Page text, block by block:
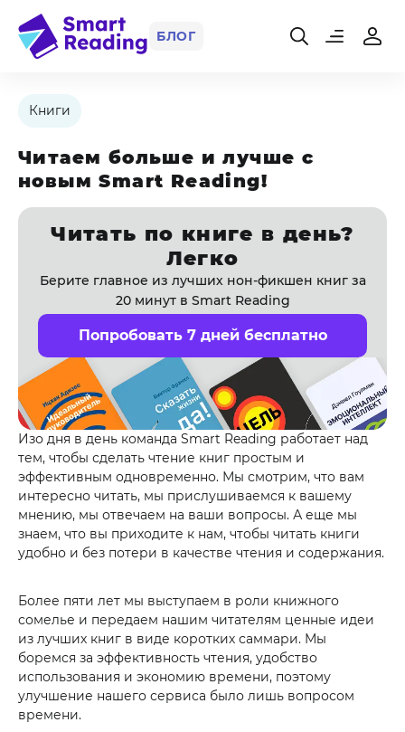
БЛОГ
Книги
Читаем больше и лучше с
новым Smart Reading!
Читать по книге в день?
Легко
Берите главное из лучших нон-фикшен книг за
20 минут в Smart Reading
Попробовать 7 дней бесплатно
Изо дня в день команда Smart Reading работает над
тем, чтобы сделать чтение книг простым и
эффективным одновременно. Мы смотрим, что вам
интересно читать, мы прислушиваемся к вашему
мнению, мы отвечаем на ваши вопросы. А еще мы
знаем, что вы приходите к нам, чтобы читать книги
удобно и без потери в качестве чтения и содержания.
Более пяти лет мы выступаем в роли книжного
сомелье и передаем нашим читателям ценные идеи
из лучших книг в виде коротких саммари. Мы
боремся за эффективность чтения, удобство
использования и экономию времени, поэтому
улучшение нашего сервиса было лишь вопросом
времени.